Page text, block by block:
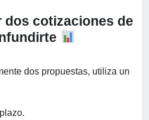
dos cotizaciones de
dos propuestas, utiliza un